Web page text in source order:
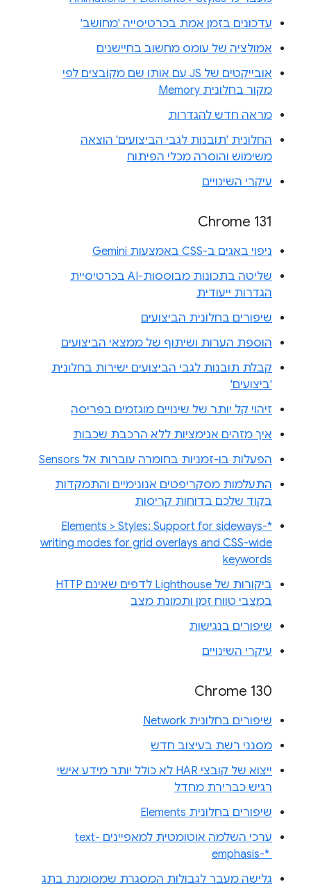
עדכונים בזמן אמת בכרטיסייה 'מחושב'
אמולציה של עומס מחשוב בחיישנים
אובייקטים של JS עם אותו שם מקובצים לפי
מקור בחלונית Memory
מראה חדש להגדרות
החלונית 'תובנות לגבי הביצועים' הוצאה
משימוש והוסרה מכלי הפיתוח
עיקרי השינויים
Chrome 131
ניפוי באגים ב-CSS באמצעות Gemini
שליטה בתכונות מבוססות-AI בכרטיסיית
הגדרות ייעודית
שיפורים בחלונית הביצועים
הוספת הערות ושיתוף של ממצאי הביצועים
קבלת תובנות לגבי הביצועים ישירות בחלונית
'ביצועים'
זיהוי קל יותר של שינויים מוגזמים בפריסה
איך מזהים אנימציות ללא הרכבת שכבות
הפעלות בו-זמניות בחומרה עוברות אל Sensors
התעלמות מסקריפטים אנונימיים והתמקדות
בקוד שלכם בדוחות קריסות
Elements > Styles: Support for sideways-*
writing modes for grid overlays and CSS-wide
keywords
ביקורות של Lighthouse לדפים שאינם HTTP
במצבי טווח זמן ותמונת מצב
שיפורים בנגישות
עיקרי השינויים
Chrome 130
שיפורים בחלונית Network
מסנני רשת בעיצוב חדש
ייצוא של קובצי HAR לא כולל יותר מידע אישי
רגיש כברירת מחדל
שיפורים בחלונית Elements
ערכי השלמה אוטומטית למאפיינים text-
emphasis-* ‎
גלישה מעבר לגבולות המסגרת שמסומנת בתג